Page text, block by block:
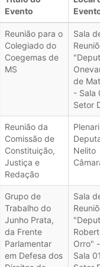
Evento
Reunião para o
Colegiado do
Coegemas de
MS
Sala
de
- Sala
Setor
Reunião da
Comissão de
Constituição,
Justiça e
Redação
Nelito
Grupo de
Trabalho do
Junho Prata,
da Frente
Parlamentar
em Defesa dos
Sala
Orro" -
Sala